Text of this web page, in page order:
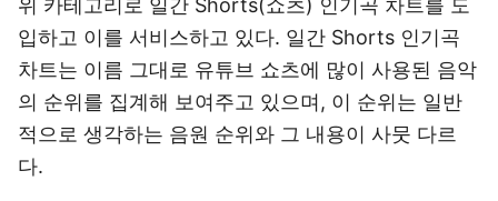
위 카테고리로 일간 Shorts(쇼츠) 인기곡 차트를 도
입하고 이를 서비스하고 있다. 일간 Shorts 인기곡
차트는 이름 그대로 유튜브 쇼츠에 많이 사용된 음악
의 순위를 집계해 보여주고 있으며, 이 순위는 일반
적으로 생각하는 음원 순위와 그 내용이 사뭇 다르
다.